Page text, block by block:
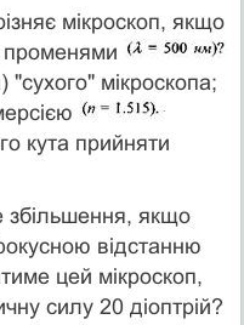
мікроскоп, якщо
променями
мікроскопа;
кута прийняти
збільшення, якщо
відстанню
цей мікроскоп,
силу 20 діоптрій?